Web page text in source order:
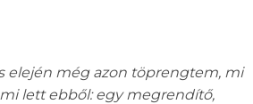
elején még azon töprengtem, mi
lett ebből: egy megrendítő,